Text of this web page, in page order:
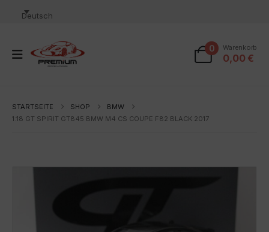
Deutsch
0 Warenkorb
0,00 €
STARTSEITE SHOP
BMW
1:18 GT SPIRIT GT845 BMW M4 CS COUPE F82 BLACK 2017